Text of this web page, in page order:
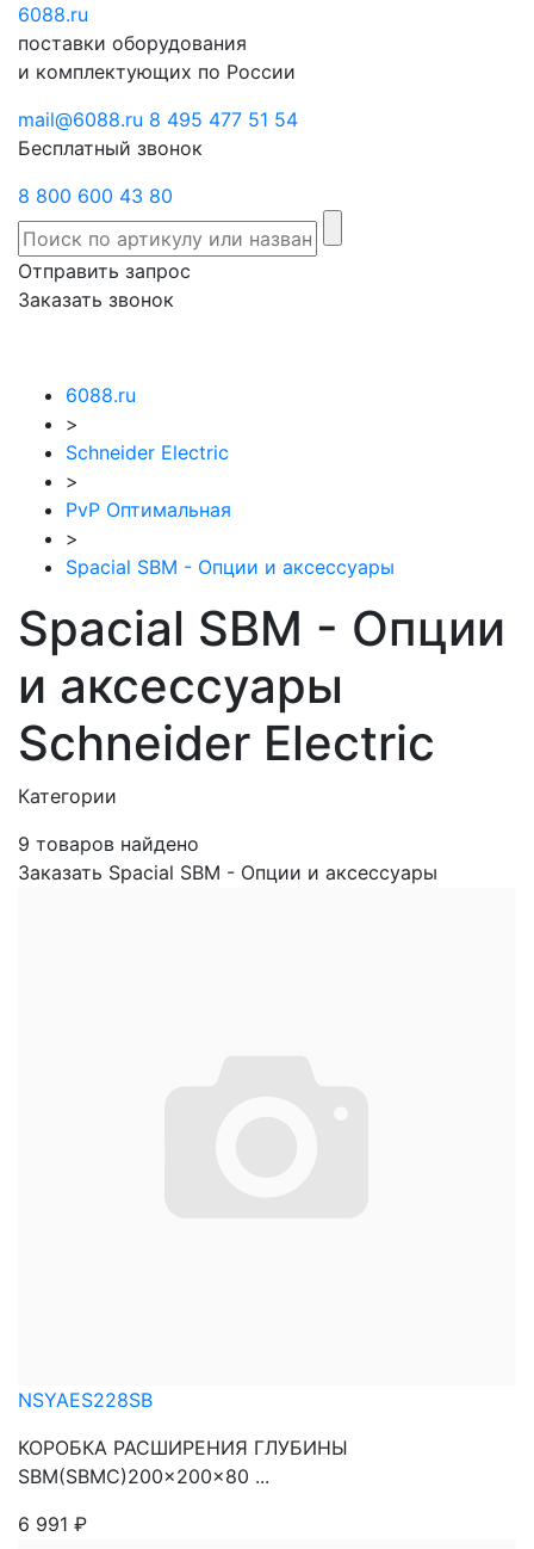
6088.ru
поставки оборудования
и комплектующих по России
mail@6088.ru 8 495 477 51 54
Бесплатный звонок
8 800 600 43 80
Отправить запрос
Заказать звонок
6088.ru
>
Schneider Electric
>
PvP Оптимальная
>
Spacial SBM - Опции и аксессуары
Spacial SBM - Опции
и аксессуары
Schneider Electric
Категории
9 товаров найдено
Заказать Spacial SBM - Опции и аксессуары
NSYAES228SB
КОРОБКА РАСШИРЕНИЯ ГЛУБИНЫ
SBM(SBMC)200x200x80 ...
6 991 ₽
Отправить
запрос
звонок